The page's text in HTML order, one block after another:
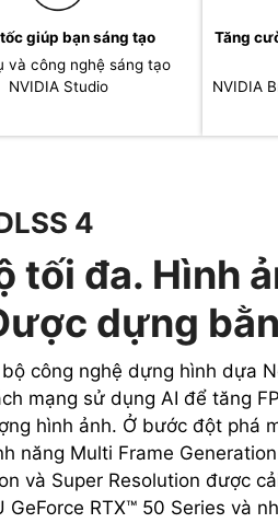
giúp bạn sáng tạo
và công nghệ sáng tạo
NVIDIA Studio
Tăng
NVIDIA
4
tối đa. Hình
dựng
công nghệ dựng hình dựa
mạng sử dụng AI để tăng
hình ảnh. Ở bước đột phá
năng Multi Frame
và Super Resolution được
GeForce RTX™ 50 Series và